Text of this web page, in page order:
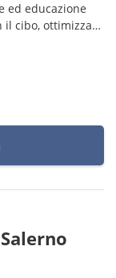
ed educazione
cibo, ottimizzare